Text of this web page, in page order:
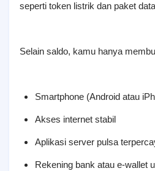
seperti token listrik dan paket
Selain saldo, kamu hanya
Smartphone (Android atau
Akses internet stabil
Aplikasi server pulsa
Rekening bank atau e-wallet